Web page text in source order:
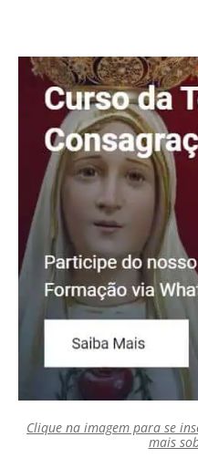
Clique na imagem para se
mais